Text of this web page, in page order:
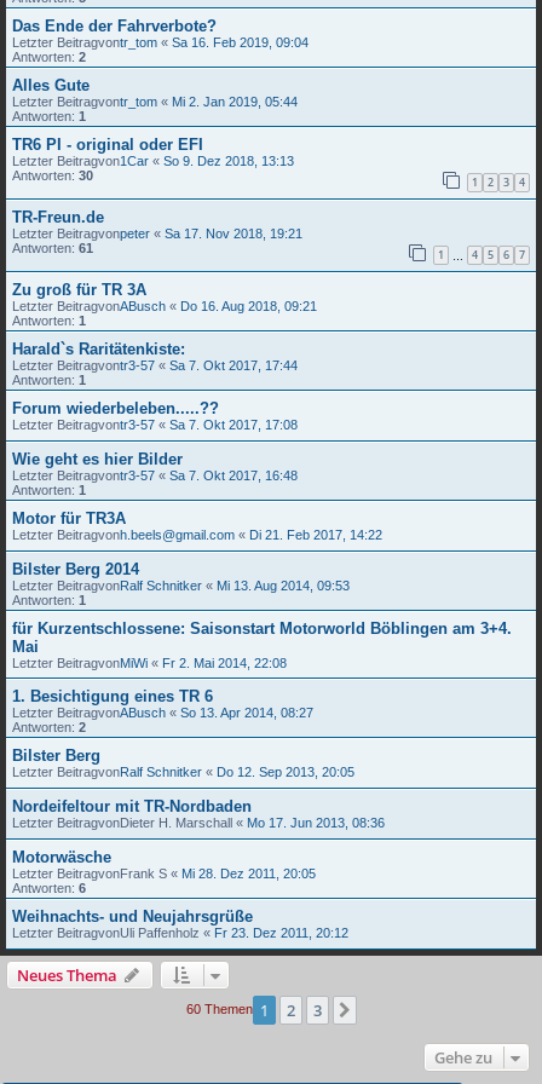
Das Ende der Fahrverbote?
Letzter Beitragvontr_tom « Sa 16. Feb 2019, 09:04
Antworten: 2
Alles Gute
Letzter Beitragvontr_tom « Mi 2. Jan 2019, 05:44
Antworten: 1
TR6 PI - original oder EFI
Letzter Beitragvon1Car « So 9. Dez 2018, 13:13
Antworten: 30 1 2 3 4
TR-Freun.de
Letzter Beitragvonpeter « Sa 17. Nov 2018, 19:21
Antworten: 61 1 … 4 5 6 7
Zu groß für TR 3A
Letzter BeitragvonABusch « Do 16. Aug 2018, 09:21
Antworten: 1
Harald`s Raritätenkiste:
Letzter Beitragvontr3-57 « Sa 7. Okt 2017, 17:44
Antworten: 1
Forum wiederbeleben.....??
Letzter Beitragvontr3-57 « Sa 7. Okt 2017, 17:08
Wie geht es hier Bilder
Letzter Beitragvontr3-57 « Sa 7. Okt 2017, 16:48
Antworten: 1
Motor für TR3A
Letzter Beitragvonh.beels@gmail.com « Di 21. Feb 2017, 14:22
Bilster Berg 2014
Letzter BeitragvonRalf Schnitker « Mi 13. Aug 2014, 09:53
Antworten: 1
für Kurzentschlossene: Saisonstart Motorworld Böblingen am 3+4.
Mai
Letzter BeitragvonMiWi « Fr 2. Mai 2014, 22:08
1. Besichtigung eines TR 6
Letzter BeitragvonABusch « So 13. Apr 2014, 08:27
Antworten: 2
Bilster Berg
Letzter BeitragvonRalf Schnitker « Do 12. Sep 2013, 20:05
Nordeifeltour mit TR-Nordbaden
Letzter BeitragvonDieter H. Marschall « Mo 17. Jun 2013, 08:36
Motorwäsche
Letzter BeitragvonFrank S « Mi 28. Dez 2011, 20:05
Antworten: 6
Weihnachts- und Neujahrsgrüße
Letzter BeitragvonUli Paffenholz « Fr 23. Dez 2011, 20:12
Neues Thema
60 Themen 1 2 3
Gehe zu